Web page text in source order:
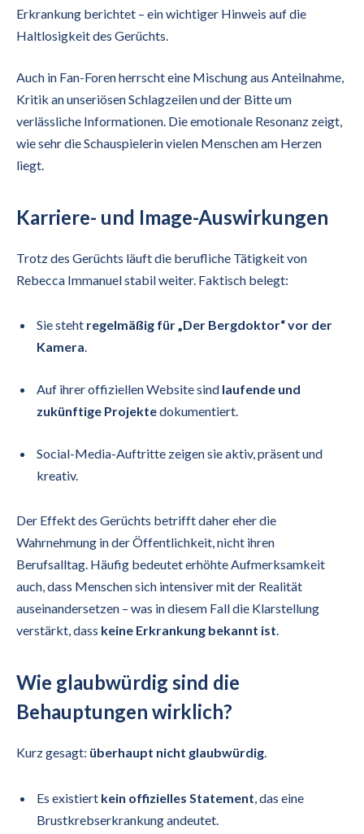
Erkrankung berichtet – ein wichtiger Hinweis auf die
Haltlosigkeit des Gerüchts.
Auch in Fan-Foren herrscht eine Mischung aus Anteilnahme,
Kritik an unseriösen Schlagzeilen und der Bitte um
verlässliche Informationen. Die emotionale Resonanz zeigt,
wie sehr die Schauspielerin vielen Menschen am Herzen
liegt.
Karriere- und Image-Auswirkungen
Trotz des Gerüchts läuft die berufliche Tätigkeit von
Rebecca Immanuel stabil weiter. Faktisch belegt:
Sie steht regelmäßig für „Der Bergdoktor“ vor der
Kamera.
Auf ihrer offiziellen Website sind laufende und
zukünftige Projektedokumentiert.
Social-Media-Auftritte zeigen sie aktiv, präsent und
kreativ.
Der Effekt des Gerüchts betrifft daher eher die
Wahrnehmung in der Öffentlichkeit, nicht ihren
Berufsalltag. Häufig bedeutet erhöhte Aufmerksamkeit
auch, dass Menschen sich intensiver mit der Realität
auseinandersetzen – was in diesem Fall die Klarstellung
verstärkt, dass keine Erkrankung bekannt ist.
Wie glaubwürdig sind die
Behauptungen wirklich?
Kurz gesagt: überhaupt nicht glaubwürdig
Es existiert kein offizielles Statement , das eine
Brustkrebserkrankung andeutet.